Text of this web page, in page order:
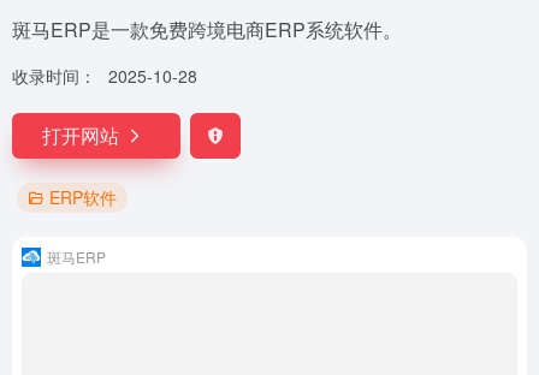
斑马ERP是一款免费跨境电商ERP系统软件。
收录时间： 2025-10-28
打开网站
ERP软件
斑马ERP